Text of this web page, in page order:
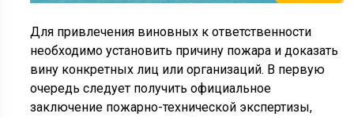
Для привлечения виновных к ответственности
необходимо установить причину пожара и доказать
вину конкретных лиц или организаций. В первую
очередь следует получить официальное
заключение пожарно-технической экспертизы,